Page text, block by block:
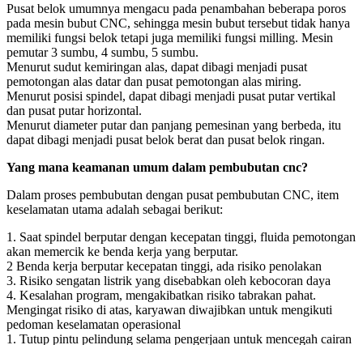
Pusat belok umumnya mengacu pada penambahan beberapa poros
pada mesin bubut CNC, sehingga mesin bubut tersebut tidak hanya
memiliki fungsi belok tetapi juga memiliki fungsi milling. Mesin
pemutar 3 sumbu, 4 sumbu, 5 sumbu.
Menurut sudut kemiringan alas, dapat dibagi menjadi pusat
pemotongan alas datar dan pusat pemotongan alas miring.
Menurut posisi spindel, dapat dibagi menjadi pusat putar vertikal
dan pusat putar horizontal.
Menurut diameter putar dan panjang pemesinan yang berbeda, itu
dapat dibagi menjadi pusat belok berat dan pusat belok ringan.
Yang mana keamanan umum dalam pembubutan cnc?
Dalam proses pembubutan dengan pusat pembubutan CNC, item
keselamatan utama adalah sebagai berikut:
1. Saat spindel berputar dengan kecepatan tinggi, fluida pemotongan
akan memercik ke benda kerja yang berputar.
2 Benda kerja berputar kecepatan tinggi, ada risiko penolakan
3. Risiko sengatan listrik yang disebabkan oleh kebocoran daya
4. Kesalahan program, mengakibatkan risiko tabrakan pahat.
Mengingat risiko di atas, karyawan diwajibkan untuk mengikuti
pedoman keselamatan operasional
1. Tutup pintu pelindung selama pengerjaan untuk mencegah cairan